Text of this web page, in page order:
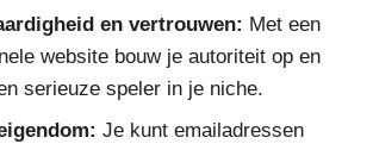
en vertrouwen: Met een
website bouw je autoriteit op en
serieuze speler in je niche.
Je kunt emailadressen